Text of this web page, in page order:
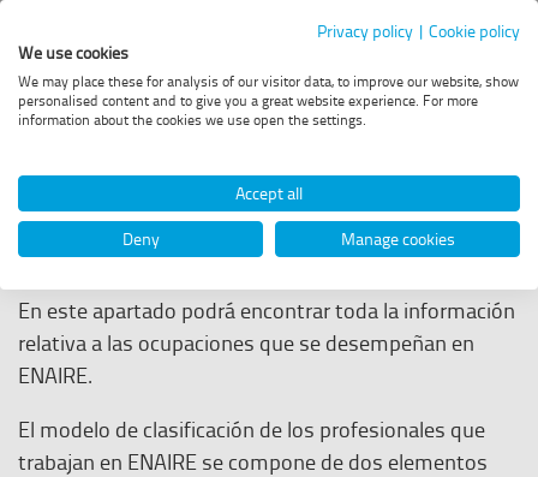
de
Empleo
Enaire
Acceder
web
de
Menú
principal
en
Ocupaciones
En este apartado podrá encontrar toda la información
relativa a las ocupaciones que se desempeñan en
ENAIRE.
El modelo de clasificación de los profesionales que
trabajan en ENAIRE se compone de dos elementos
Privacy policy | Cookie policy
We use cookies
We may place these for analysis of our visitor data, to improve our website, show
personalised content and to give you a great website experience. For more
information about the cookies we use open the settings.
Accept all
Deny
Manage cookies